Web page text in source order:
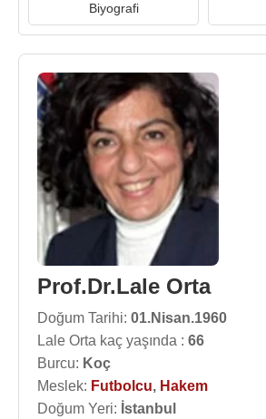
Biyografi
Prof.Dr.Lale Orta
Doğum Tarihi: 01.Nisan.1960
Lale Orta kaç yaşında : 66
Burcu: Koç
Meslek: Futbolcu, Hakem
Doğum Yeri: İstanbul